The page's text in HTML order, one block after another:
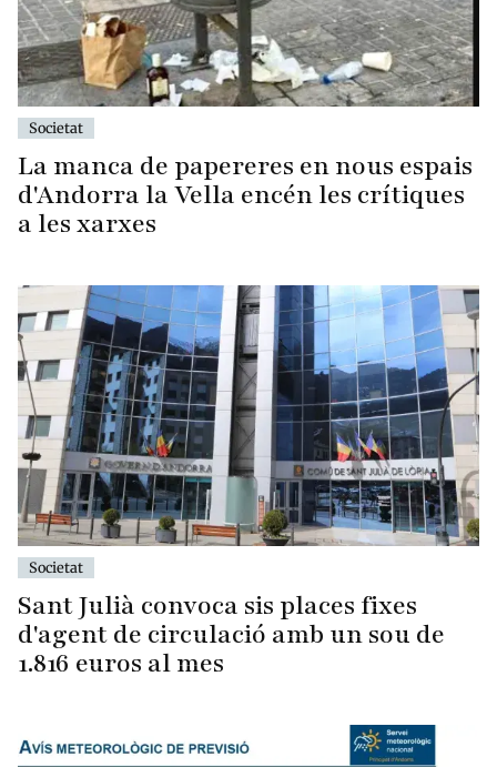
Societat
La manca de papereres en nous espais
d'Andorra la Vella encén les crítiques
a les xarxes
Societat
Sant Julià convoca sis places fixes
d'agent de circulació amb un sou de
1.816 euros al mes